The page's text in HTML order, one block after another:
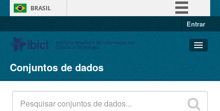
BRASIL
Entrar
Conjuntos de dados
Organizações
Grupos
Conjuntos de dados